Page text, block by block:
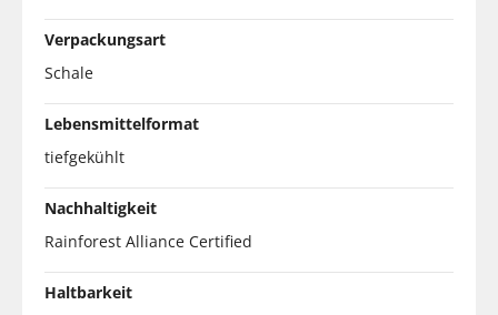
Verpackungsart
Schale
Lebensmittelformat
tiefgekühlt
Nachhaltigkeit
Rainforest Alliance Certified
Haltbarkeit